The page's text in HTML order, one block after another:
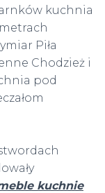
kuchnia
Piła
Chodzież i
pod
kuchnie